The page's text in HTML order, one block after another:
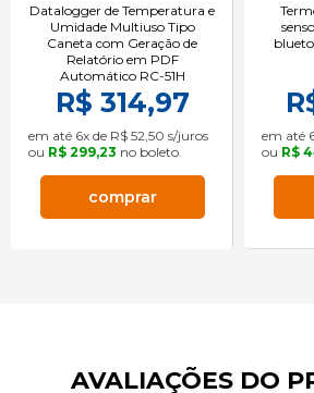
Datalogger de Temperatura e
Umidade Multiuso Tipo
Caneta com Geração de
Relatório em PDF
Automático RC-51H
R$ 314,97
em até 6x de R$ 52,50 s/juros
ou R$ 299,23 no boleto.
comprar
em até
ou R$
AVALIAÇÕES DO